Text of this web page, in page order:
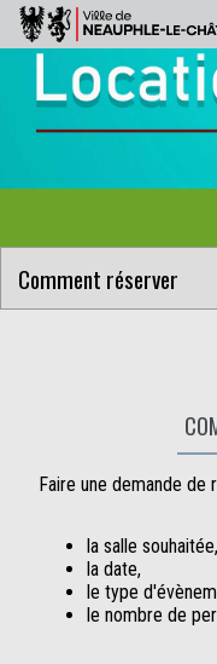
Faire une demande de
la salle souhaitée,
la date,
le type
le nombre de